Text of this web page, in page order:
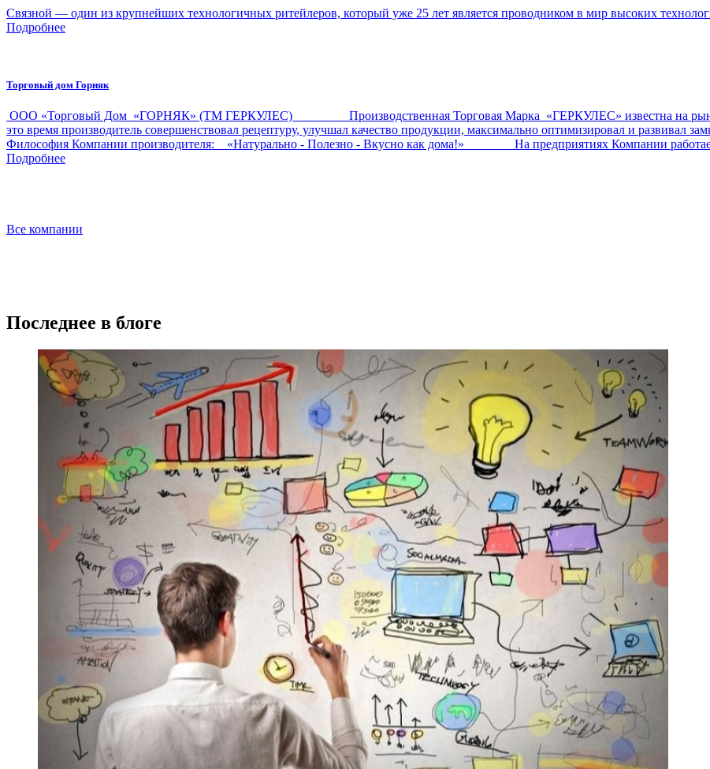
Связной — один из крупнейших технологичных ритейлеров, который уже 25 лет является проводником в мир высоких
Подробнее
Торговый дом Горняк
ООО «Торговый Дом «ГОРНЯК» (ТМ ГЕРКУЛЕС) Производственная Торговая Марка «ГЕРКУЛЕС» известна на
это время производитель совершенствовал рецептуру, улучшал качество продукции, максимально оптимизировал и
Философия Компании производителя: «Натурально - Полезно - Вкусно как дома!» На предприятиях Компании работает
Подробнее
Все компании
Последнее в блоге